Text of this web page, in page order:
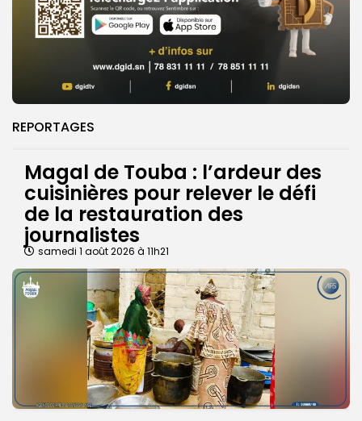
REPORTAGES
Magal de Touba : l’ardeur des
cuisinières pour relever le défi
de la restauration des
journalistes
samedi 1 août 2026 à 11h21